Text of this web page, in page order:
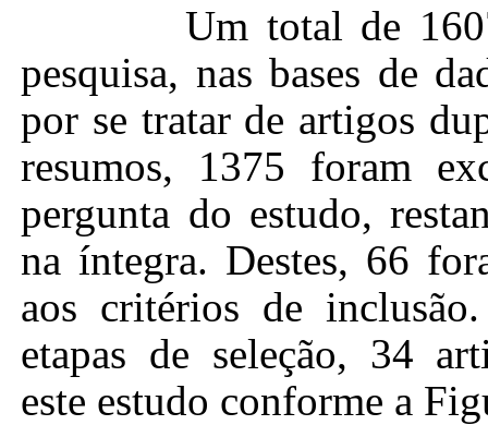
Um total de
pesquisa, nas bases de
por se tratar de artigos
resumos, 1375 foram
pergunta do estudo,
na íntegra. Destes, 66
aos critérios de
etapas de seleção, 34
este estudo conforme a